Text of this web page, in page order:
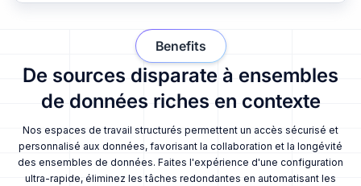
De sources disparate à ensembles
de données riches en contexte
Nos espaces de travail structurés permettent un accès sécurisé et
personnalisé aux données, favorisant la collaboration et la longévité
des ensembles de données. Faites l'expérience d'une configuration
ultra-rapide, éliminez les tâches redondantes en automatisant les
Benefits